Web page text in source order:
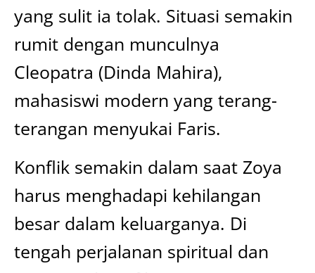
yang sulit ia tolak. Situasi semakin
rumit dengan munculnya
Cleopatra (Dinda Mahira),
mahasiswi modern yang terang-
terangan menyukai Faris.
Konflik semakin dalam saat Zoya
harus menghadapi kehilangan
besar dalam keluarganya. Di
tengah perjalanan spiritual dan